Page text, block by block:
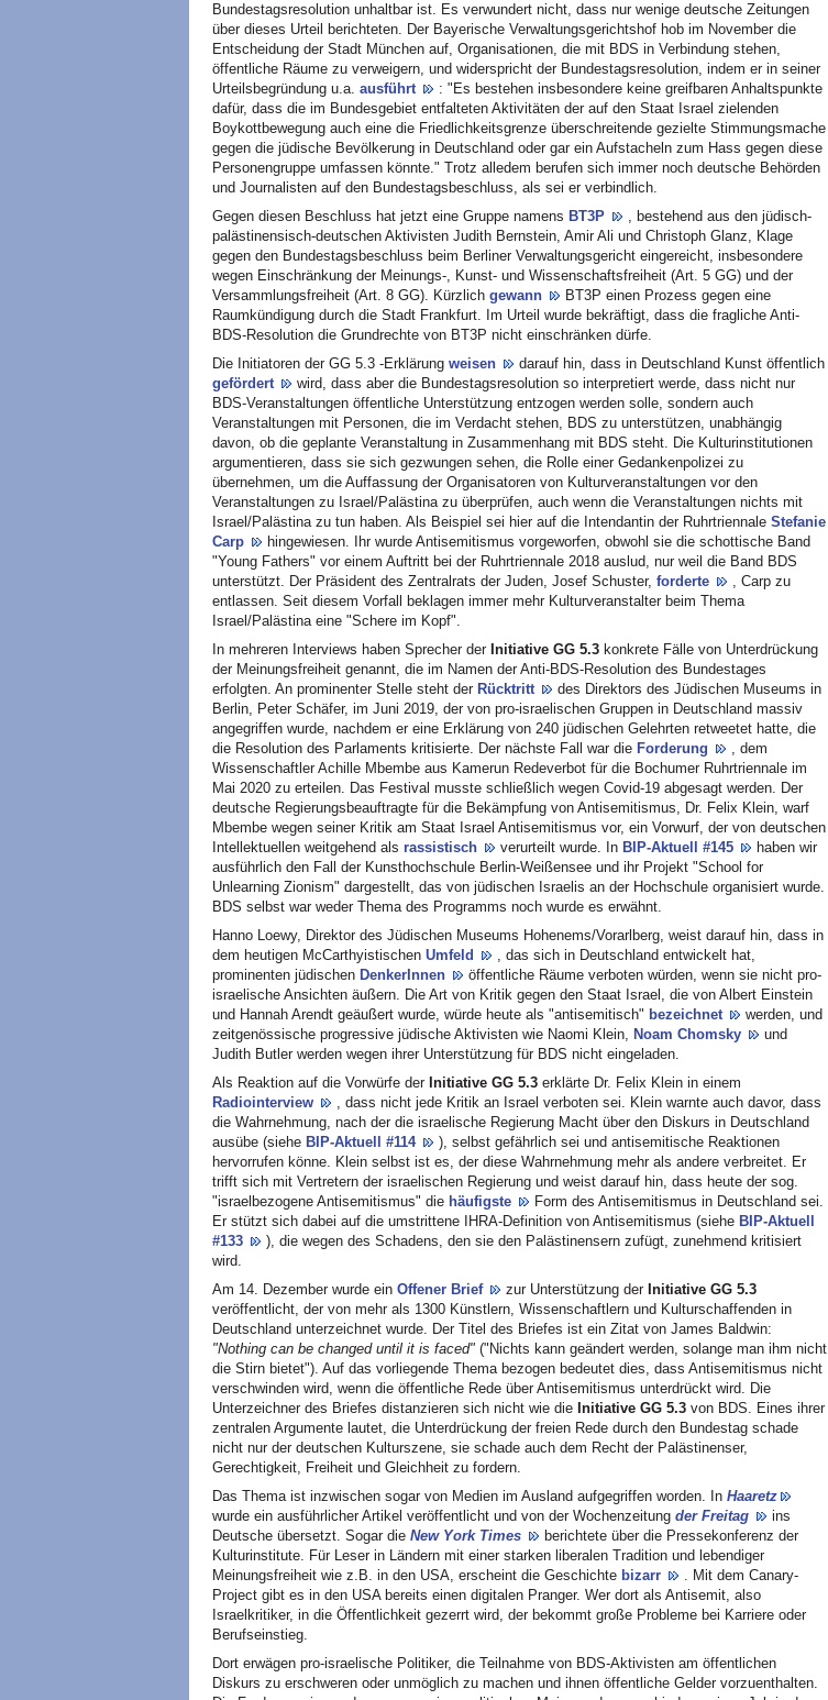
Bundestagsresolution unhaltbar ist. Es verwundert nicht, dass nur wenige deutsche Zeitungen
über dieses Urteil berichteten. Der Bayerische Verwaltungsgerichtshof hob im November die
Entscheidung der Stadt München auf, Organisationen, die mit BDS in Verbindung stehen,
öffentliche Räume zu verweigern, und widerspricht der Bundestagsresolution, indem er in seiner
Urteilsbegründung u.a. ausführt
: "Es bestehen insbesondere keine greifbaren Anhaltspunkte
dafür, dass die im Bundesgebiet entfalteten Aktivitäten der auf den Staat Israel zielenden
Boykottbewegung auch eine die Friedlichkeitsgrenze überschreitende gezielte Stimmungsmache
gegen die jüdische Bevölkerung in Deutschland oder gar ein Aufstacheln zum Hass gegen diese
Personengruppe umfassen könnte." Trotz alledem berufen sich immer noch deutsche Behörden
und Journalisten auf den Bundestagsbeschluss, als sei er verbindlich.
Gegen diesen Beschluss hat jetzt eine Gruppe namens BT3P
, bestehend aus den jüdisch-
palästinensisch-deutschen Aktivisten Judith Bernstein, Amir Ali und Christoph Glanz, Klage
gegen den Bundestagsbeschluss beim Berliner Verwaltungsgericht eingereicht, insbesondere
wegen Einschränkung der Meinungs-, Kunst- und Wissenschaftsfreiheit (Art. 5 GG) und der
Versammlungsfreiheit (Art. 8 GG). Kürzlich gewann
BT3P einen Prozess gegen eine
Raumkündigung durch die Stadt Frankfurt. Im Urteil wurde bekräftigt, dass die fragliche Anti-
BDS-Resolution die Grundrechte von BT3P nicht einschränken dürfe.
Die Initiatoren der GG 5.3 -Erklärung weisen
darauf hin, dass in Deutschland Kunst öffentlich
gefördert
wird, dass aber die Bundestagsresolution so interpretiert werde, dass nicht nur
BDS-Veranstaltungen öffentliche Unterstützung entzogen werden solle, sondern auch
Veranstaltungen mit Personen, die im Verdacht stehen, BDS zu unterstützen, unabhängig
davon, ob die geplante Veranstaltung in Zusammenhang mit BDS steht. Die Kulturinstitutionen
argumentieren, dass sie sich gezwungen sehen, die Rolle einer Gedankenpolizei zu
übernehmen, um die Auffassung der Organisatoren von Kulturveranstaltungen vor den
Veranstaltungen zu Israel/Palästina zu überprüfen, auch wenn die Veranstaltungen nichts mit
Israel/Palästina zu tun haben. Als Beispiel sei hier auf die Intendantin der Ruhrtriennale Stefanie
Carp
hingewiesen. Ihr wurde Antisemitismus vorgeworfen, obwohl sie die schottische Band
"Young Fathers" vor einem Auftritt bei der Ruhrtriennale 2018 auslud, nur weil die Band BDS
unterstützt. Der Präsident des Zentralrats der Juden, Josef Schuster, forderte
, Carp zu
entlassen. Seit diesem Vorfall beklagen immer mehr Kulturveranstalter beim Thema
Israel/Palästina eine "Schere im Kopf".
In mehreren Interviews haben Sprecher der Initiative GG 5.3 konkrete Fälle von Unterdrückung
der Meinungsfreiheit genannt, die im Namen der Anti-BDS-Resolution des Bundestages
erfolgten. An prominenter Stelle steht der Rücktritt
des Direktors des Jüdischen Museums in
Berlin, Peter Schäfer, im Juni 2019, der von pro-israelischen Gruppen in Deutschland massiv
angegriffen wurde, nachdem er eine Erklärung von 240 jüdischen Gelehrten retweetet hatte, die
die Resolution des Parlaments kritisierte. Der nächste Fall war die Forderung
, dem
Wissenschaftler Achille Mbembe aus Kamerun Redeverbot für die Bochumer Ruhrtriennale im
Mai 2020 zu erteilen. Das Festival musste schließlich wegen Covid-19 abgesagt werden. Der
deutsche Regierungsbeauftragte für die Bekämpfung von Antisemitismus, Dr. Felix Klein, warf
Mbembe wegen seiner Kritik am Staat Israel Antisemitismus vor, ein Vorwurf, der von deutschen
Intellektuellen weitgehend als rassistisch verurteilt wurde. In BIP-Aktuell #145
haben wir
ausführlich den Fall der Kunsthochschule Berlin-Weißensee und ihr Projekt "School for
Unlearning Zionism" dargestellt, das von jüdischen Israelis an der Hochschule organisiert wurde.
BDS selbst war weder Thema des Programms noch wurde es erwähnt.
Hanno Loewy, Direktor des Jüdischen Museums Hohenems/Vorarlberg, weist darauf hin, dass in
dem heutigen McCarthyistischen Umfeld
, das sich in Deutschland entwickelt hat,
prominenten jüdischen DenkerInnen
öffentliche Räume verboten würden, wenn sie nicht pro-
israelische Ansichten äußern. Die Art von Kritik gegen den Staat Israel, die von Albert Einstein
und Hannah Arendt geäußert wurde, würde heute als "antisemitisch" bezeichnet
werden, und
zeitgenössische progressive jüdische Aktivisten wie Naomi Klein, Noam Chomsky
und
Judith Butler werden wegen ihrer Unterstützung für BDS nicht eingeladen.
Als Reaktion auf die Vorwürfe der Initiative GG 5.3 erklärte Dr. Felix Klein in einem
Radiointerview
, dass nicht jede Kritik an Israel verboten sei. Klein warnte auch davor, dass
die Wahrnehmung, nach der die israelische Regierung Macht über den Diskurs in Deutschland
ausübe (siehe BIP-Aktuell #114
), selbst gefährlich sei und antisemitische Reaktionen
hervorrufen könne. Klein selbst ist es, der diese Wahrnehmung mehr als andere verbreitet. Er
trifft sich mit Vertretern der israelischen Regierung und weist darauf hin, dass heute der sog.
"israelbezogene Antisemitismus" die häufigste
Form des Antisemitismus in Deutschland sei.
Er stützt sich dabei auf die umstrittene IHRA-Definition von Antisemitismus (siehe BIP-Aktuell
#133
), die wegen des Schadens, den sie den Palästinensern zufügt, zunehmend kritisiert
wird.
Am 14. Dezember wurde ein Offener Brief zur Unterstützung der Initiative GG 5.3
veröffentlicht, der von mehr als 1300 Künstlern, Wissenschaftlern und Kulturschaffenden in
Deutschland unterzeichnet wurde. Der Titel des Briefes ist ein Zitat von James Baldwin:
"Nothing can be changed until it is faced" ("Nichts kann geändert werden, solange man ihm nicht
die Stirn bietet"). Auf das vorliegende Thema bezogen bedeutet dies, dass Antisemitismus nicht
verschwinden wird, wenn die öffentliche Rede über Antisemitismus unterdrückt wird. Die
Unterzeichner des Briefes distanzieren sich nicht wie die Initiative GG 5.3 von BDS. Eines ihrer
zentralen Argumente lautet, die Unterdrückung der freien Rede durch den Bundestag schade
nicht nur der deutschen Kulturszene, sie schade auch dem Recht der Palästinenser,
Gerechtigkeit, Freiheit und Gleichheit zu fordern.
Das Thema ist inzwischen sogar von Medien im Ausland aufgegriffen worden. In Haaretz
wurde ein ausführlicher Artikel veröffentlicht und von der Wochenzeitung der Freitag
ins
Deutsche übersetzt. Sogar die New York Times
berichtete über die Pressekonferenz der
Kulturinstitute. Für Leser in Ländern mit einer starken liberalen Tradition und lebendiger
Meinungsfreiheit wie z.B. in den USA, erscheint die Geschichte bizarr
. Mit dem Canary-
Project gibt es in den USA bereits einen digitalen Pranger. Wer dort als Antisemit, also
Israelkritiker, in die Öffentlichkeit gezerrt wird, der bekommt große Probleme bei Karriere oder
Berufseinstieg.
Dort erwägen pro-israelische Politiker, die Teilnahme von BDS-Aktivisten am öffentlichen
Diskurs zu erschweren oder unmöglich zu machen und ihnen öffentliche Gelder vorzuenthalten.